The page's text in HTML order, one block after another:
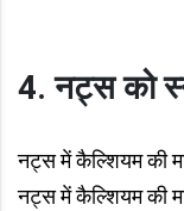
4. नट्स को
नट्स में कैल्शियम की
नट्स में कैल्शियम की